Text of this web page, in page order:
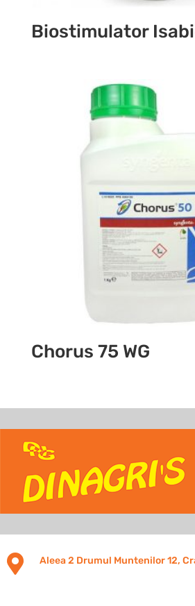
Biostimulator
Chorus 75 WG
 Aleea 2 Drumul Muntenilor 12,